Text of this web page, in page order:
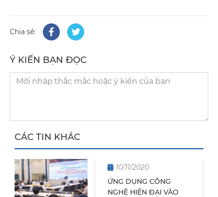
Chia sẻ:
Ý KIẾN BẠN ĐỌC
CÁC TIN KHÁC
10/11/2020
ỨNG DỤNG CÔNG
NGHỆ HIỆN ĐẠI VÀO